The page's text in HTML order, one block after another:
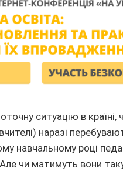
ситуацію в країні,
вчителі) наразі
навчальному році
чи матимуть вони